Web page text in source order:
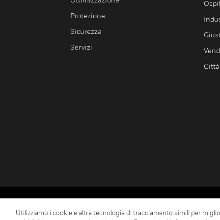
Protezione
Sicurezza
Servizi
Utilizziamo i cookie e altre tecnologie di tracciamento simili per